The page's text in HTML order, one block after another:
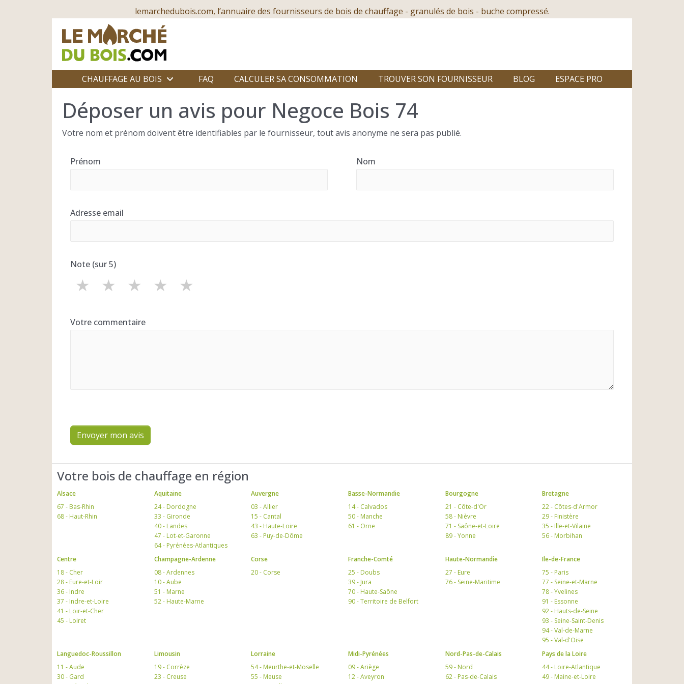
lemarchedubois.com, l’annuaire des fournisseurs de bois de chauffage - granulés de bois - buche compressé.
CHAUFFAGE AU BOIS FAQ CALCULER SA CONSOMMATION TROUVER SON FOURNISSEUR BLOG ESPACE PRO
Déposer un avis pour Negoce Bois 74
Votre nom et prénom doivent être identifiables par le fournisseur, tout avis anonyme ne sera pas publié.
Prénom Nom
Adresse email
Note (sur 5)
★
★
★
★
★
Votre commentaire
Envoyer mon avis
Votre bois de chauffage en région
Alsace
67 - Bas-Rhin
68 - Haut-Rhin
Aquitaine
24 - Dordogne
33 - Gironde
40 - Landes
47 - Lot-et-Garonne
64 - Pyrénées-Atlantiques
Auvergne
03 - Allier
15 - Cantal
43 - Haute-Loire
63 - Puy-de-Dôme
Basse-Normandie
14 - Calvados
50 - Manche
61 - Orne
Bourgogne
21 - Côte-d'Or
58 - Nièvre
71 - Saône-et-Loire
89 - Yonne
Bretagne
22 - Côtes-d'Armor
29 - Finistère
35 - Ille-et-Vilaine
56 - Morbihan
Centre
18 - Cher
28 - Eure-et-Loir
36 - Indre
37 - Indre-et-Loire
41 - Loir-et-Cher
45 - Loiret
Champagne-Ardenne
08 - Ardennes
10 - Aube
51 - Marne
52 - Haute-Marne
Corse
20 - Corse
Franche-Comté
25 - Doubs
39 - Jura
70 - Haute-Saône
90 - Territoire de Belfort
Haute-Normandie
27 - Eure
76 - Seine-Maritime
Ile-de-France
75 - Paris
77 - Seine-et-Marne
78 - Yvelines
91 - Essonne
92 - Hauts-de-Seine
93 - Seine-Saint-Denis
94 - Val-de-Marne
95 - Val-d'Oise
Languedoc-Roussillon
11 - Aude
30 - Gard
Limousin
19 - Corrèze
23 - Creuse
Lorraine
54 - Meurthe-et-Moselle
55 - Meuse
Midi-Pyrénées
09 - Ariège
12 - Aveyron
Nord-Pas-de-Calais
59 - Nord
62 - Pas-de-Calais
Pays de la Loire
44 - Loire-Atlantique
49 - Maine-et-Loire